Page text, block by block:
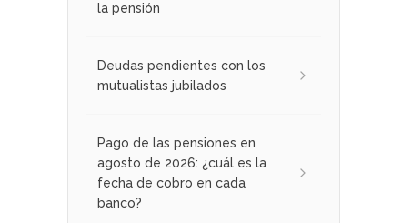
la pensión
Deudas pendientes con los
mutualistas jubilados
Pago de las pensiones en
agosto de 2026: ¿cuál es la
fecha de cobro en cada
banco?